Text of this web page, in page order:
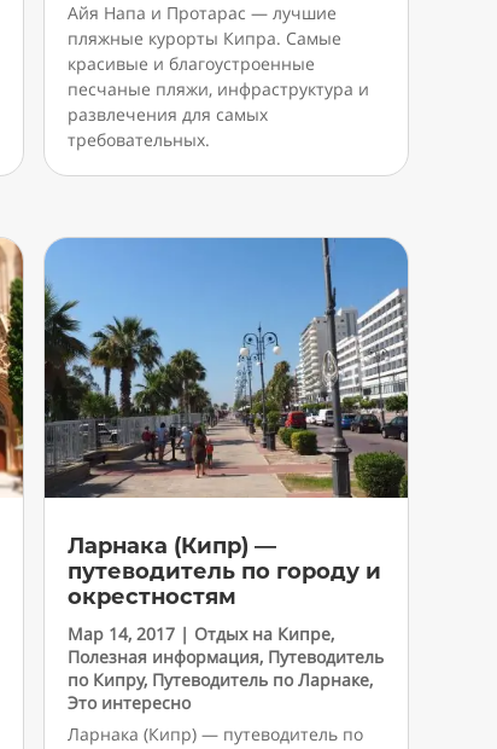
Айя Напа и Протарас — лучшие
пляжные курорты Кипра. Самые
красивые и благоустроенные
песчаные пляжи, инфраструктура и
развлечения для самых
требовательных.
Ларнака (Кипр) —
путеводитель по городу и
окрестностям
Мар 14, 2017| Отдых на Кипре,
Полезная информация, Путеводитель
по Кипру, Путеводитель по Ларнаке,
Это интересно
Ларнака (Кипр) — путеводитель по